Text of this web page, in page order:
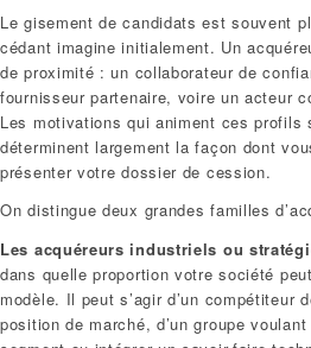
Le gisement de candidats est souvent
cédant imagine initialement. Un
de proximité : un collaborateur de
fournisseur partenaire, voire un acteur
Les motivations qui animent ces
déterminent largement la façon dont
présenter votre dossier de cession.
On distingue deux grandes familles
Les acquéreurs industriels ou
dans quelle proportion votre société
modèle. Il peut s’agir d’un compétiteur
position de marché, d’un groupe